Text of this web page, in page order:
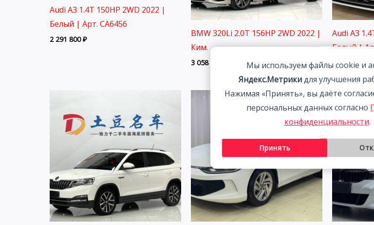
Audi A3 1.4T 150HP 2WD 2022 |
Белый | Арт. CA6456
2 291 800₽
BMW 320Li 2.0T 156HP 2WD 2022 |
Ким.
3 058 800
Audi A3
Белый |
2 291 800₽
Мы используем файлы cookie и
Яндекс.Метрикидля улучшения
Нажимая «Принять», вы даёте
персональных данных согласно
конфиденциальности.
Принять